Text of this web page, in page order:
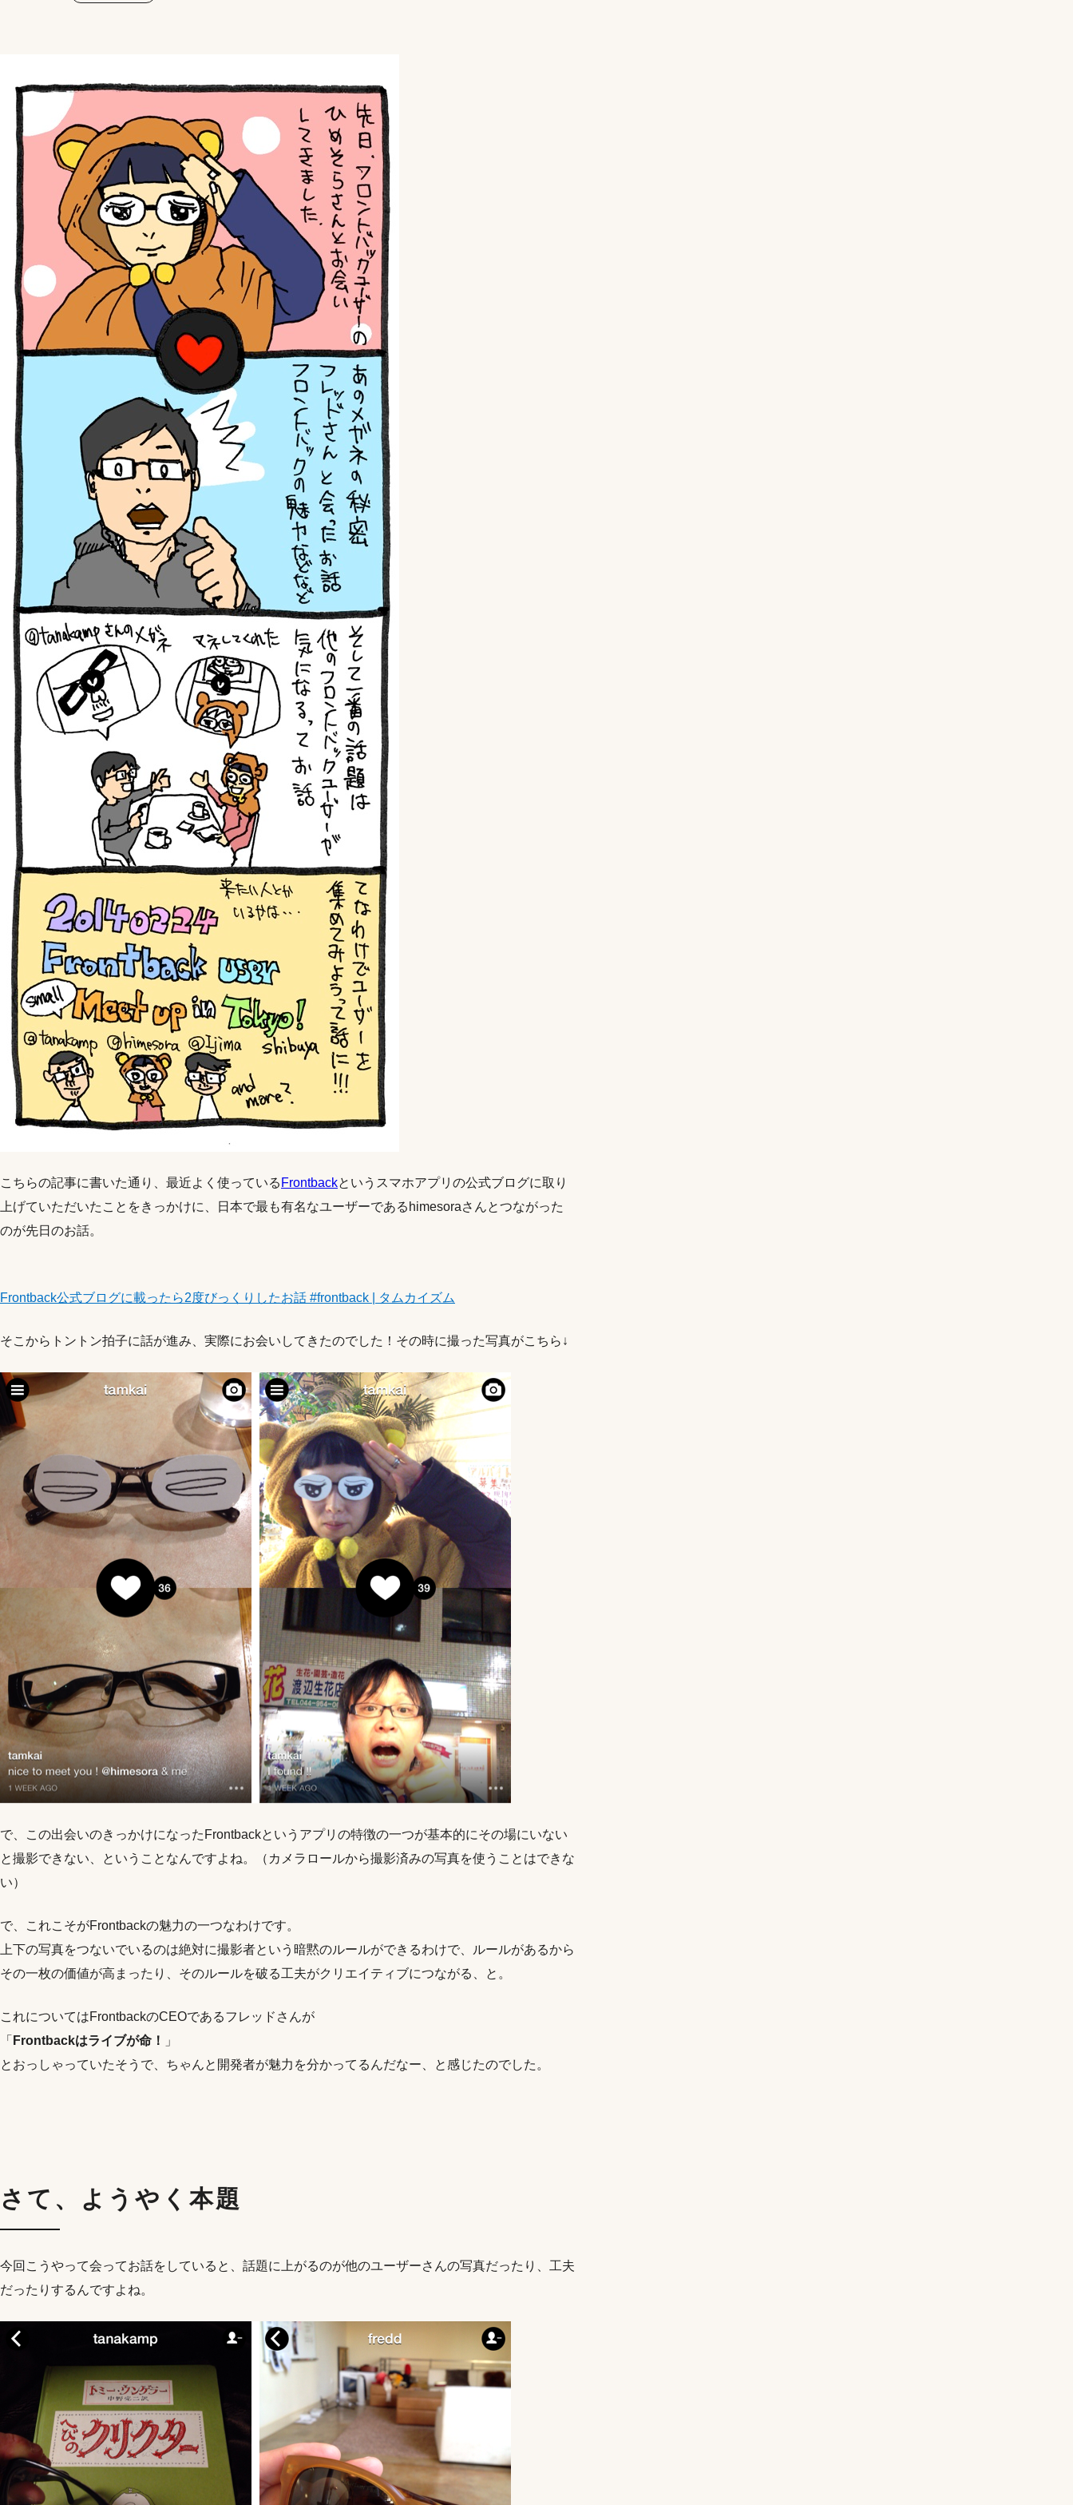
こちらの記事に書いた通り、最近よく使っている Frontbackというスマホアプリの公式ブログに取り
上げていただいたことをきっかけに、日本で最も有名なユーザーであるhimesoraさんとつながった
のが先日のお話。
Frontback公式ブログに載ったら2度びっくりしたお話 #frontback | タムカイズム
そこからトントン拍子に話が進み、実際にお会いしてきたのでした！ その時に撮った写真がこちら↓
で、この出会いのきっかけになったFrontbackというアプリの特徴の一つが基本的にその場にいない
と撮影できない、ということなんですよね。（カメラロールから撮影済みの写真を使うことはできな
い）
で、これこそがFrontbackの魅力の一つなわけです。
上下の写真をつないでいるのは絶対に撮影者という暗黙のルールができるわけで、ルールがあるから
その一枚の価値が高まったり、そのルールを破る工夫がクリエイティブにつながる、と。
これについてはFrontbackのCEOであるフレッドさんが
「 Frontbackはライブが命！
」
とおっしゃっていたそうで、ちゃんと開発者が魅力を分かってるんだなー、と感じたのでした。
さて、ようやく本題
今回こうやって会ってお話をしていると、話題に上がるのが他のユーザーさんの写真だったり、工夫
だったりするんですよね。